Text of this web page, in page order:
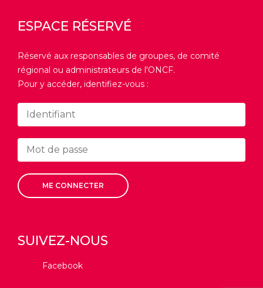
ESPACE RÉSERVÉ
Réservé aux responsables de groupes, de comité
régional ou administrateurs de l'ONCF.
Pour y accéder, identifiez-vous :
ME CONNECTER
SUIVEZ-NOUS
Facebook